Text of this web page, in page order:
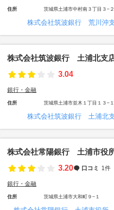
住所 茨城県土浦市中村南３丁目３−２
株式会社筑波銀行 荒川沖
株式会社筑波銀行 土浦北支
3.04
銀行・金融
住所 茨城県土浦市並木１丁目１３−
株式会社筑波銀行 土浦北
株式会社常陽銀行 土浦市役
3.20
口コミ 1件
銀行・金融
住所 茨城県土浦市大和町９−１